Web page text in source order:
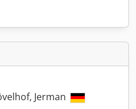
Jerman